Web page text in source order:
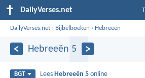
DailyVerses.net
DailyVerses.net › Bijbelboeken › Hebreeën
Hebreeën 5
BGT Lees Hebreeën 5 online